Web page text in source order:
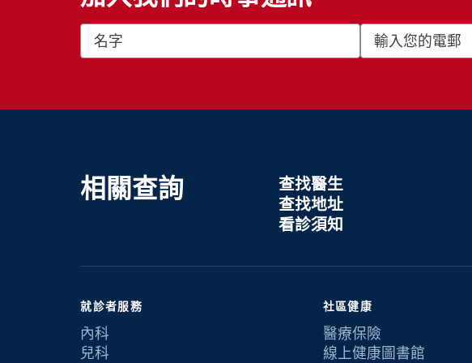
相關查詢
查找醫生
查找地址
看診須知
就診者服務
內科
兒科
社區健康
醫療保險
線上健康圖書館